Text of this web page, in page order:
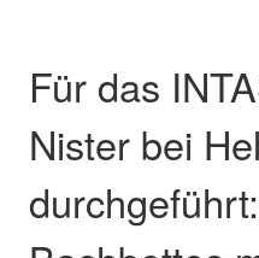
Für das
Nister bei